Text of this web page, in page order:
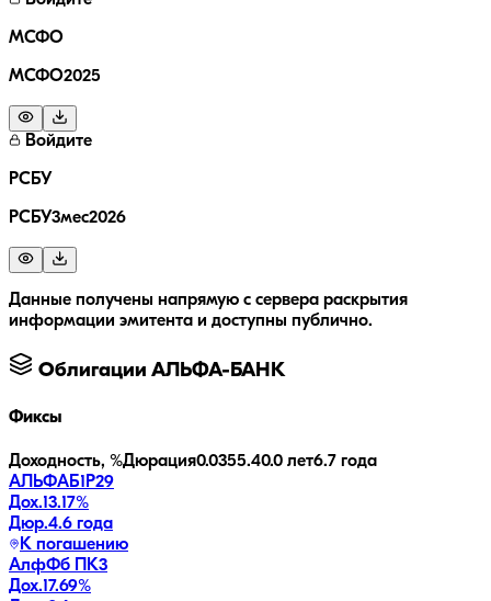
МСФО
МСФО2025
Войдите
РСБУ
РСБУ3мес2026
Данные получены напрямую с сервера раскрытия
информации эмитента и доступны публично.
Облигации АЛЬФА-БАНК
Фиксы
Доходность, %Дюрация0.0355.40.0 лет6.7 года
АЛЬФАБ1Р29
Дох.13.17%
Дюр.4.6 года
К погашению
АлфФб ПК3
Дох.17.69%